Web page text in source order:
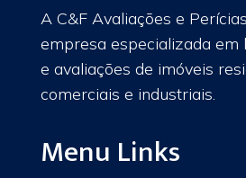
A C&F Avaliações e
empresa especializada em
e avaliações de imóveis
comerciais e industriais.
Menu Links